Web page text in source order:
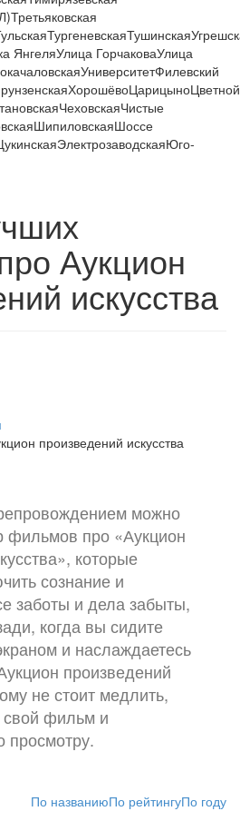
Третьяковская
ТургеневскаяТушинская
ЯнгеляУлица ГорчаковаУлица
УниверситетФилевский
ХорошёвоЦарицыноЦветной
ЧеховскаяЧистые
ШипиловскаяШоссе
ЭлектрозаводскаяЮго-
Аукцион
искусства
произведений искусства
можно
фильмов про «Аукцион
которые
сознание и
заботы и дела забыты,
когда вы сидите
и наслаждаетесь
произведений
не стоит медлить,
свой фильм и
просмотру.
По названиюПо рейтингуПо году